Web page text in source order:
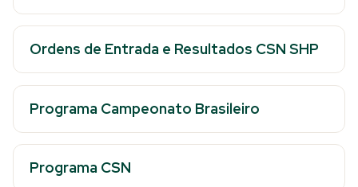
Ordens de Entrada e Resultados CSN SHP
Programa Campeonato Brasileiro
Programa CSN